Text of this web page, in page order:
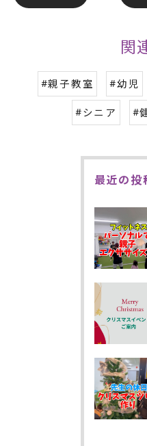
関
#親子教室 #幼児
#シニア #
最近の投